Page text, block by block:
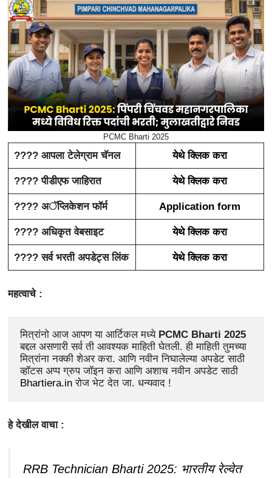
PCMC Bharti 2025
???? आपला टेलेग्राम चॅनल येथे क्लिक करा
???? पीडीएफ जाहिरात येथे क्लिक करा
???? अॅप्लिकेशन फॉर्म Application form
???? अधिकृत वेबसाइट येथे क्लिक करा
???? सर्व भरती अपडेट्स लिंक येथे क्लिक करा
महत्वाचे :
मित्रांनो आज आपण या आर्टिकल मध्ये PCMC Bharti 2025
बद्दल असणारी सर्व ती आवश्यक माहिती घेतली. ही माहिती तुमच्या
मित्रांना नक्की शेअर करा. आणि नवीन निघालेल्या अपडेट साठी
Bhartiera.in रोज भेट देत जा. धन्यवाद !
हे देखील वाचा :
RRB Technician Bharti 2025: भारतीय रेल्वेत